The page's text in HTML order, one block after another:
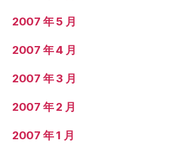
2007 年 5 月
2007 年 4 月
2007 年 3 月
2007 年 2 月
2007 年 1 月